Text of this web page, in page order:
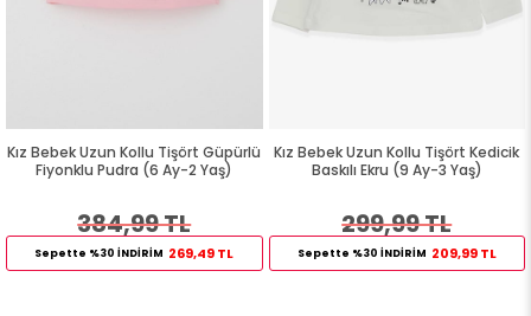
Kız Bebek Uzun Kollu Tişört Güpürlü
Fiyonklu Pudra (6 Ay-2 Yaş)
384,99 TL
Sepette %30 İNDİRİM 269,49 TL
Kız Bebek Uzun Kollu Tişört Kedicik
Baskılı Ekru (9 Ay-3 Yaş)
299,99 TL
Sepette %30 İNDİRİM 209,99 TL